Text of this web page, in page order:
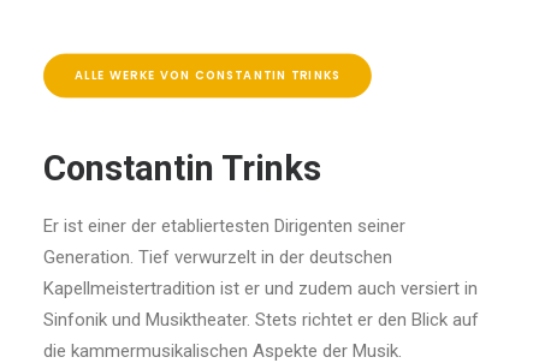
ALLE WERKE VON CONSTANTIN TRINKS
Constantin Trinks
Er ist einer der etabliertesten Dirigenten seiner
Generation. Tief verwurzelt in der deutschen
Kapellmeistertradition ist er und zudem auch versiert in
Sinfonik und Musiktheater. Stets richtet er den Blick auf
die kammermusikalischen Aspekte der Musik.